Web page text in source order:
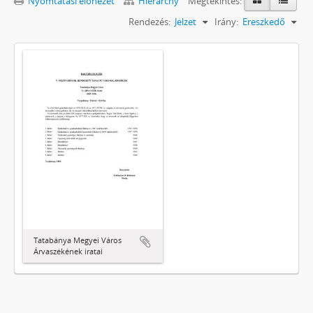
Rendezés: Jelzet Irány: Ereszkedő
Tatabánya Megyei Város
Árvaszékének iratai